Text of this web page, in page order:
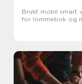
Brukt mobil smart valg
for lommebok og